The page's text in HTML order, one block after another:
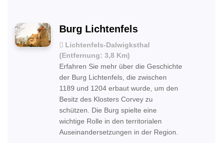
Burg Lichtenfels
Lichtenfels-Dalwigksthal
(Entfernung: 3,8 Km)
Erfahren Sie mehr über die Geschichte
der Burg Lichtenfels, die zwischen
1189 und 1204 erbaut wurde, um den
Besitz des Klosters Corvey zu
schützen. Die Burg spielte eine
wichtige Rolle in den territorialen
Auseinandersetzungen in der Region.